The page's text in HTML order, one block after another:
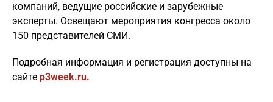
компаний, ведущие российские и зарубежные
эксперты. Освещают мероприятия конгресса около
150 представителей СМИ.
Подробная информация и регистрация доступны на
сайте p3week.ru.